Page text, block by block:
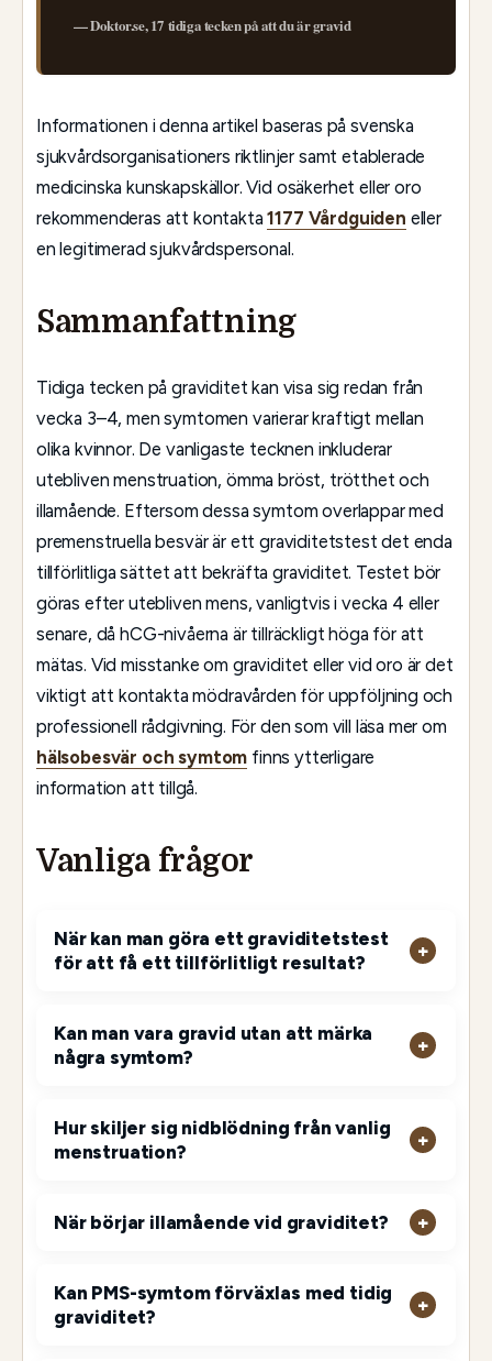
— Doktor.se, 17 tidiga tecken på att du är gravid
Informationen i denna artikel baseras på svenska
sjukvårdsorganisationers riktlinjer samt etablerade
medicinska kunskapskällor. Vid osäkerhet eller oro
rekommenderas att kontakta1177 Vårdguiden eller
en legitimerad sjukvårdspersonal.
Sammanfattning
Tidiga tecken på graviditet kan visa sig redan från
vecka 3–4, men symtomen varierar kraftigt mellan
olika kvinnor. De vanligaste tecknen inkluderar
utebliven menstruation, ömma bröst, trötthet och
illamående. Eftersom dessa symtom overlappar med
premenstruella besvär är ett graviditetstest det enda
tillförlitliga sättet att bekräfta graviditet. Testet bör
göras efter utebliven mens, vanligtvis i vecka 4 eller
senare, då hCG-nivåerna är tillräckligt höga för att
mätas. Vid misstanke om graviditet eller vid oro är det
viktigt att kontakta mödravården för uppföljning och
professionell rådgivning. För den som vill läsa mer om
hälsobesvär och symtom finns ytterligare
information att tillgå.
Vanliga frågor
När kan man göra ett graviditetstest
för att få ett tillförlitligt resultat?
Kan man vara gravid utan att märka
några symtom?
Hur skiljer sig nidblödning från vanlig
menstruation?
När börjar illamående vid graviditet?
Kan PMS-symtom förväxlas med tidig
graviditet?